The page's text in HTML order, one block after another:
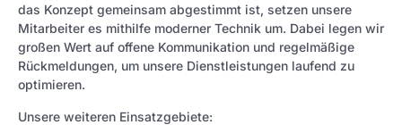
das Konzept gemeinsam abgestimmt ist, setzen unsere
Mitarbeiter es mithilfe moderner Technik um. Dabei legen wir
großen Wert auf offene Kommunikation und regelmäßige
Rückmeldungen, um unsere Dienstleistungen laufend zu
optimieren.
Unsere weiteren Einsatzgebiete: